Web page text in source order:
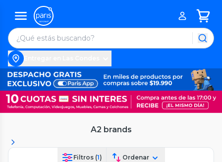
A2 brands
Filtros (1) Ordenar